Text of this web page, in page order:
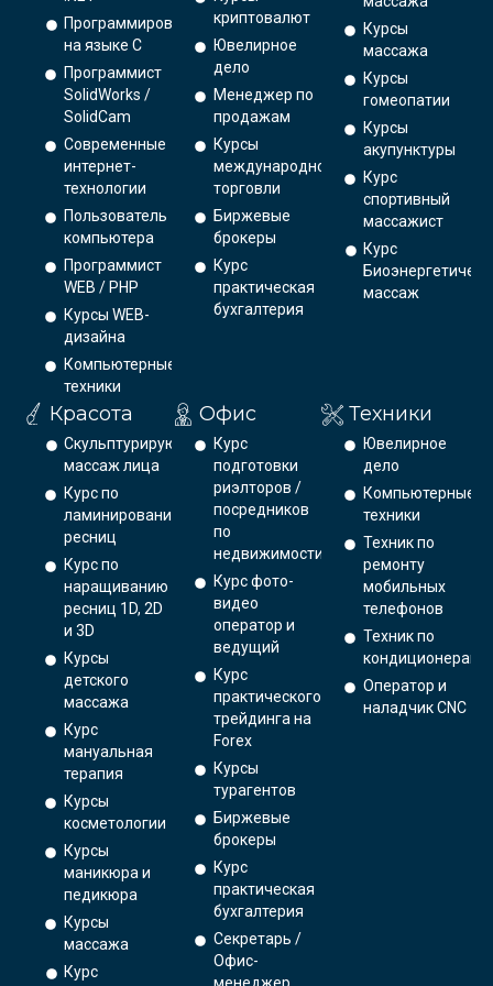
Программирование
на языке С
Программист
SolidWorks /
SolidCam
Современные
интернет-
технологии
Пользователь
компьютера
Программист
WEB / PHP
Курсы WEB-
дизайна
Компьютерные
техники
криптовалют
Ювелирное
дело
Менеджер по
продажам
Курсы
международной
торговли
Биржевые
брокеры
Курс
практическая
бухгалтерия
Курсы
массажа
Курсы
гомеопатии
Курсы
акупунктуры
Курс
спортивный
массажист
Курс
массаж
Красота
Скульптурирующий
массаж лица
Курс по
ламинированию
ресниц
Курс по
наращиванию
ресниц 1D, 2D
и 3D
Курсы
детского
массажа
Курс
мануальная
терапия
Курсы
косметологии
Курсы
маникюра и
педикюра
Курсы
массажа
Курс
Офис
Курс
подготовки
риэлторов /
посредников
по
недвижимости
Курс фото-
видео
оператор и
ведущий
Курс
практического
трейдинга на
Forex
Курсы
турагентов
Биржевые
брокеры
Курс
практическая
бухгалтерия
Секретарь /
Офис-
Техники
Ювелирное
дело
Компьютерные
техники
Техник по
ремонту
мобильных
телефонов
Техник по
кондиционерам
Оператор и
наладчик CNC